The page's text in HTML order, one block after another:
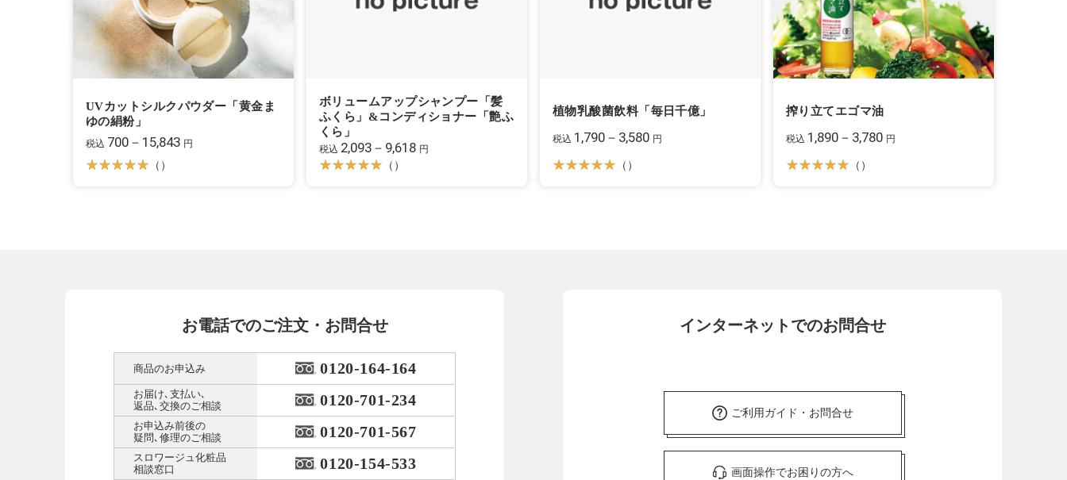
UVカットシルクパウダー「黄金ま
ゆの絹粉」
税込 700－15,843 円
（）
ボリュームアップシャンプー「髪
ふくら」&コンディショナー「艶ふ
くら」
税込 2,093－9,618 円
（）
植物乳酸菌飲料「毎日千億」
税込 1,790－3,580 円
（）
搾り立てエゴマ油
税込 1,890－3,780 円
（）
お電話でのご注文・お問合せ
商品のお申込み 0120-164-164
お届け､支払い､
返品､交換のご相談
0120-701-234
お申込み前後の
疑問､修理のご相談
0120-701-567
スロワージュ化粧品
相談窓口
0120-154-533
インターネットでのお問合せ
ご利用ガイド・お問合せ
画面操作でお困りの方へ